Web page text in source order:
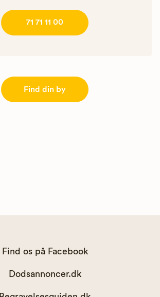
71 71 11 00
Find din by
Find os på Facebook
Dodsannoncer.dk